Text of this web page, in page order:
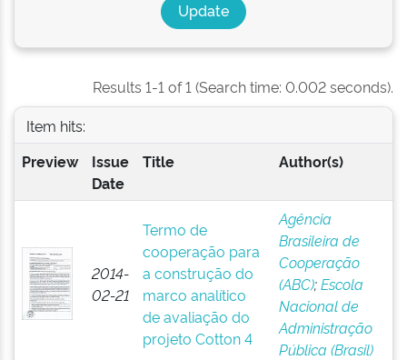
Results 1-1 of 1 (Search time: 0.002 seconds).
Item hits:
Preview
Issue
Date
Title Author(s)
2014-
02-21
Termo de
cooperação para
a construção do
marco analítico
de avaliação do
projeto Cotton 4
Agência
Brasileira de
Cooperação
(ABC);Escola
Nacional de
Administração
Pública (Brasil)